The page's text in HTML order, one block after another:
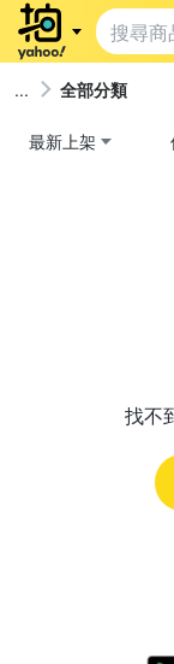
全部分類
最新上架
找不